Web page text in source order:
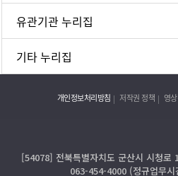
유관기관 누리집
기타 누리집
개인정보처리방침 저작권 정책 영
[54078] 전북특별자치도 군산시 시청로
063-454-4000 (정규업무